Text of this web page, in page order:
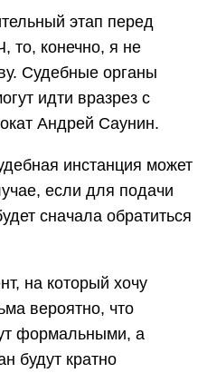
этап перед
то, конечно, я не
Судебные органы
идти вразрез с
Андрей Саунин.
инстанция может
если для подачи
сначала обратиться
на который хочу
вероятно, что
формальными, а
будут кратно